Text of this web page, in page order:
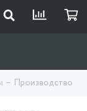
Производство